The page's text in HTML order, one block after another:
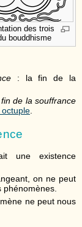
des trois
bouddhisme
: la fin de la
de la souffrance
existence
on ne peut
ne peut nous